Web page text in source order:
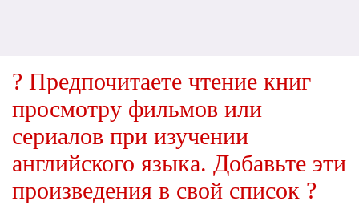
? Предпочитаете чтение книг
просмотру фильмов или
сериалов при изучении
английского языка. Добавьте эти
произведения в свой список ?